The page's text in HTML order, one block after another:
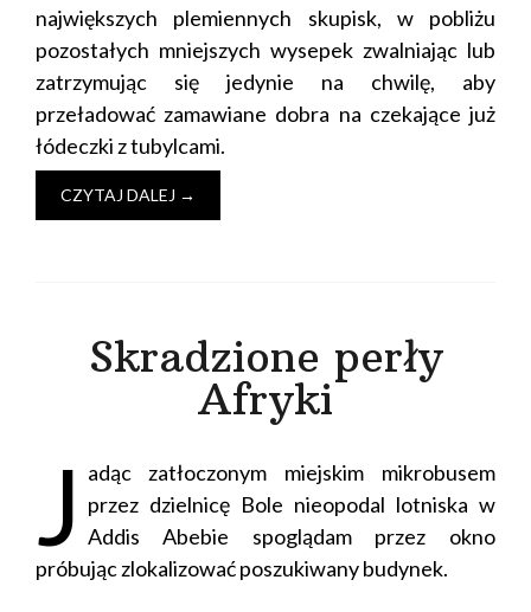
największych plemiennych skupisk, w pobliżu
pozostałych mniejszych wysepek zwalniając lub
zatrzymując się jedynie na chwilę, aby
przeładować zamawiane dobra na czekające już
łódeczki z tubylcami.
CZYTAJ DALEJ →
Skradzione perły
Afryki
J adąc zatłoczonym miejskim mikrobusem
przez dzielnicę Bole nieopodal lotniska w
Addis Abebie spoglądam przez okno
próbując zlokalizować poszukiwany budynek.